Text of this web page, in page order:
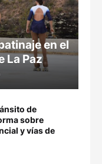
en el
La Paz
de
sobre
y vías de